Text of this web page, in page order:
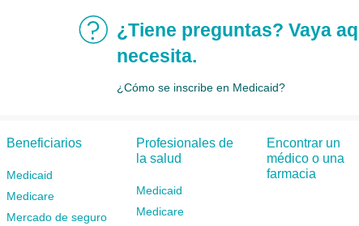
¿Tiene preguntas? Vaya
necesita.
¿Cómo se inscribe en Medicaid?
Beneficiarios
Medicaid
Medicare
Mercado de seguro
Profesionales de
la salud
Medicaid
Medicare
Encontrar un
médico o una
farmacia